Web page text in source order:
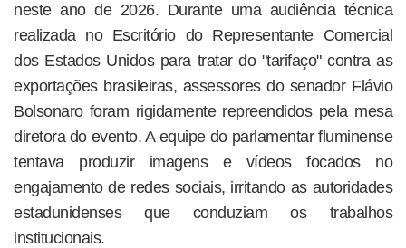
neste ano de 2026. Durante uma audiência técnica
realizada no Escritório do Representante Comercial
dos Estados Unidos para tratar do "tarifaço" contra as
exportações brasileiras, assessores do senador Flávio
Bolsonaro foram rigidamente repreendidos pela mesa
diretora do evento. A equipe do parlamentar fluminense
tentava produzir imagens e vídeos focados no
engajamento de redes sociais, irritando as autoridades
estadunidenses que conduziam os trabalhos
institucionais.